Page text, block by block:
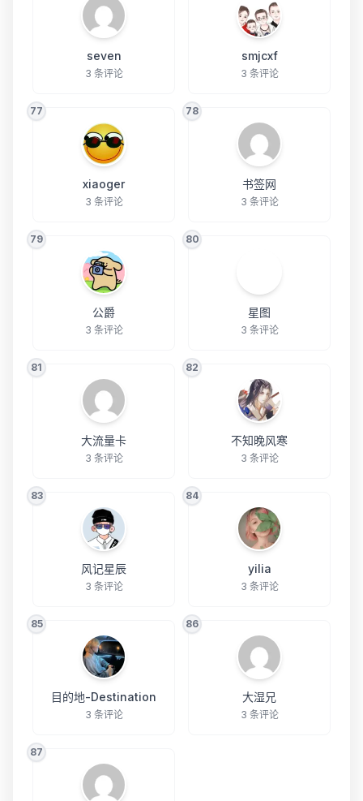
seven
3 条评论
smjcxf
3 条评论
77
xiaoger
3 条评论
78
书签网
3 条评论
79
公爵
3 条评论
80
星图
3 条评论
81
大流量卡
3 条评论
82
不知晚风寒
3 条评论
83
风记星辰
3 条评论
84
yilia
3 条评论
85
目的地-Destination
3 条评论
86
大湿兄
3 条评论
87